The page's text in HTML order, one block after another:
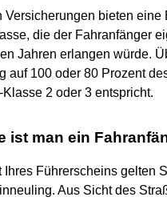
Versicherungen bieten eine
die der Fahranfänger
Jahren erlangen würde.
auf 100 oder 80 Prozent
2 oder 3 entspricht.
ist man ein
Ihres Führerscheins gelten
Aus Sicht des